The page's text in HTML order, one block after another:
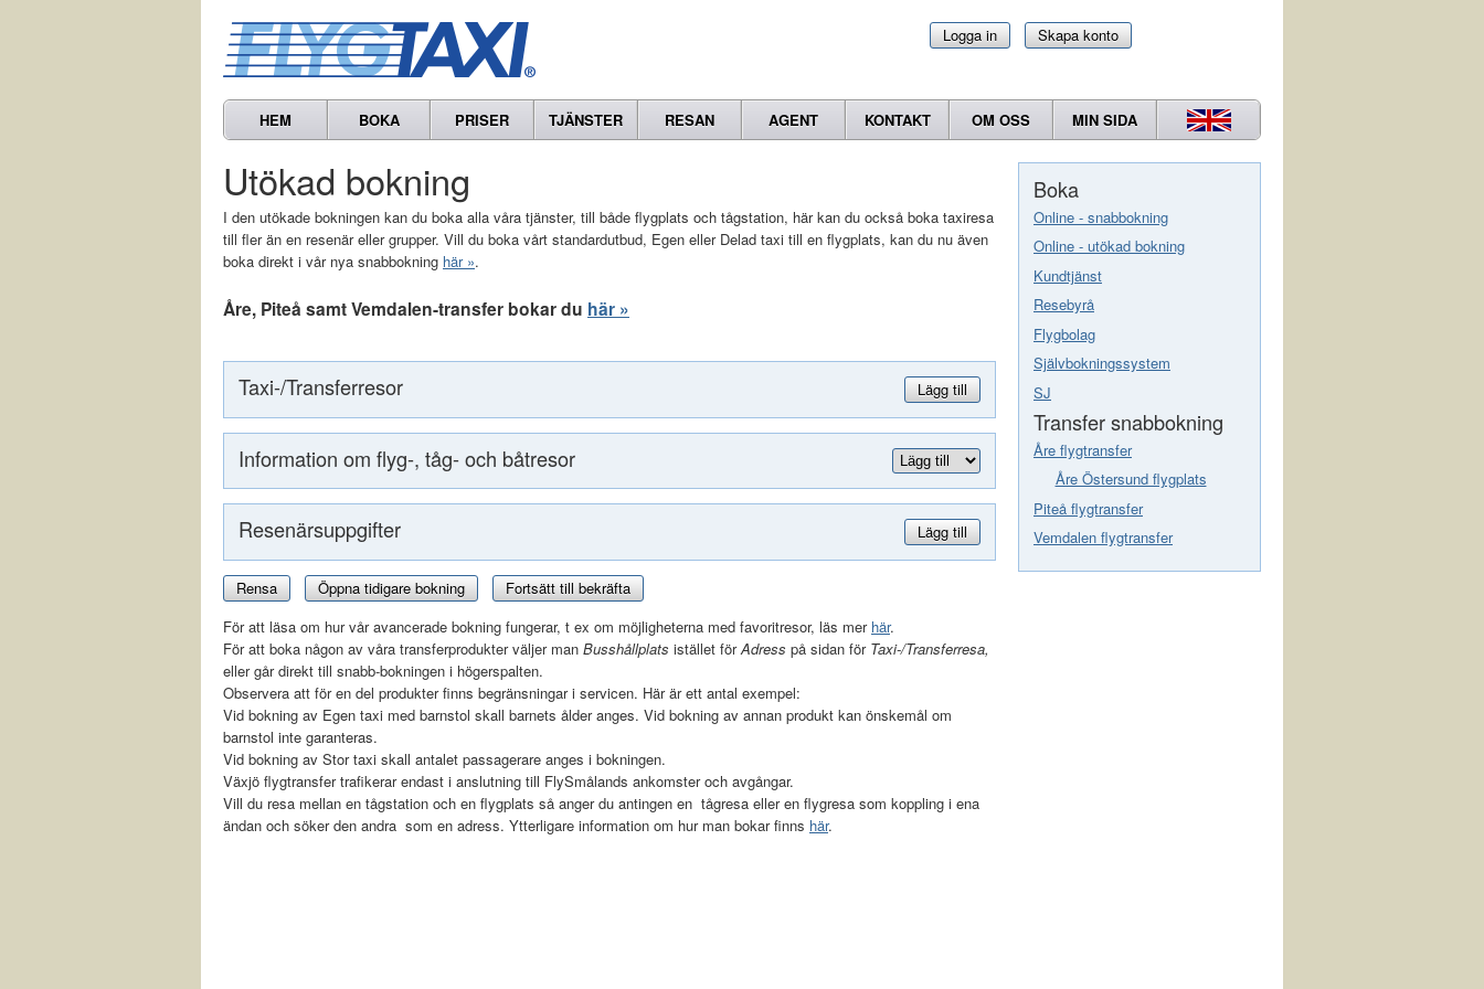
Logga in Skapa konto
HEM BOKA PRISER TJÄNSTER RESAN AGENT KONTAKT OM OSS MIN SIDA
Boka
Online - snabbokning
Online - utökad bokning
Kundtjänst
Resebyrå
Flygbolag
Självbokningssystem
SJ
Transfer snabbokning
Åre flygtransfer
Åre Östersund flygplats
Piteå flygtransfer
Vemdalen flygtransfer
Utökad bokning
I den utökade bokningen kan du boka alla våra tjänster, till både flygplats och tågstation, här kan du också boka taxiresa
till fler än en resenär eller grupper. Vill du boka vårt standardutbud, Egen eller Delad taxi till en flygplats, kan du nu även
boka direkt i vår nya snabbokning här ».
Åre, Piteå samt Vemdalen-transfer bokar du här »
Lägg till
Taxi-/Transferresor
Information om flyg-, tåg- och båtresor
Lägg till
Resenärsuppgifter
Rensa Öppna tidigare bokning
Fortsätt till bekräfta
För att läsa om hur vår avancerade bokning fungerar, t ex om möjligheterna med favoritresor, läs mer här.
För att boka någon av våra transferprodukter väljer man Busshållplats istället förAdress på sidan för Taxi-/Transferresa,
eller går direkt till snabb-bokningen i högerspalten.
Observera att för en del produkter finns begränsningar i servicen. Här är ett antal exempel:
Vid bokning av Egen taxi med barnstol skall barnets ålder anges. Vid bokning av annan produkt kan önskemål om
barnstol inte garanteras.
Vid bokning av Stor taxi skall antalet passagerare anges i bokningen.
Växjö flygtransfer trafikerar endast i anslutning till FlySmålands ankomster och avgångar.
Vill du resa mellan en tågstation och en flygplats så anger du antingen en tågresa eller en flygresa som koppling i ena
ändan och söker den andra som en adress. Ytterligare information om hur man bokar finns här.